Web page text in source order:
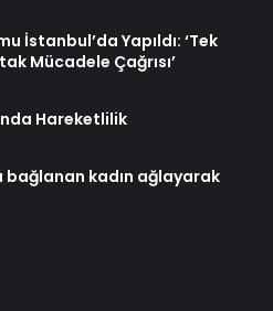
İstanbul’da Yapıldı: ‘Tek
Mücadele Çağrısı’
Hareketlilik
bağlanan kadın ağlayarak